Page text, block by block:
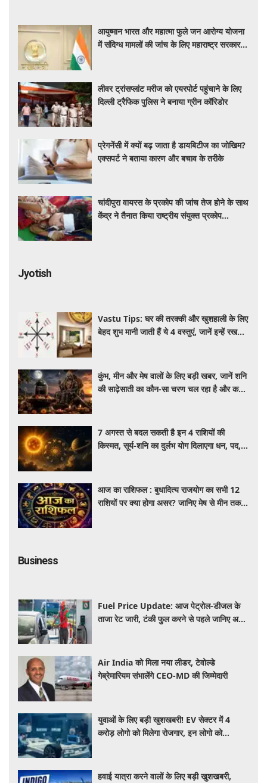
आयुष्मान भारत और महात्मा फुले जन आरोग्य योजना
में संदिग्ध मामलों की जांच के लिए महाराष्ट्र सरकार ने
लीवर ट्रांसप्लांट मरीज को एयरपोर्ट पहुंचाने के लिए
दिल्ली ट्रैफिक पुलिस ने बनाया ग्रीन कॉरिडोर
प्रेगनेंसी में क्यों बढ़ जाता है डायबिटीज का जोखिम?
एक्सपर्ट ने बताया कारण और बचाव के तरीके
चांदीपुरा वायरस के प्रकोप की जांच तेज होने के साथ
केंद्र ने तैनात किया राष्ट्रीय संयुक्त प्रकोप
Jyotish
Vastu Tips: घर की तरक्की और खुशहाली के लिए
बेहद शुभ मानी जाती हैं ये 4 वस्तुएं, जानें इन्हें रखने
कुंभ, मीन और मेष वालों के लिए बड़ी खबर, जानें शनि
की साढ़ेसाती का कौन-सा चरण चल रहा है और कब
7 अगस्त से बदल सकती है इन 4 राशियों की
किस्मत, सूर्य-शनि का दुर्लभ योग दिलाएगा धन, पद,
आज का राशिफल : बुधादित्य राजयोग का सभी 12
राशियों पर क्या होगा असर? जानिए मेष से मीन तक
Business
Fuel Price Update: आज पेट्रोल-डीजल के
ताजा रेट जारी, टंकी फुल करने से पहले जानिए अपने
Air India को मिला नया लीडर, टेवोल्डे
गेब्रेमारियम संभालेंगे CEO-MD की जिम्मेदारी
युवाओं के लिए बड़ी खुशखबरी! EV सेक्टर में 4
करोड़ लोगो को मिलेगा रोजगार, इन लोगो को
हवाई यात्रा करने वालों के लिए बड़ी खुशखबरी,